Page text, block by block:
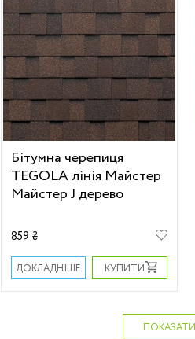
Бітумна черепиця
TEGOLA лінія Майстер
Майстер J дерево
859 ₴
ДОКЛАДНІШЕ КУПИТИ